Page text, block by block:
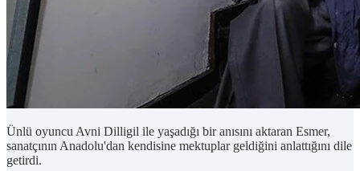
Ünlü oyuncu Avni Dilligil ile yaşadığı bir anısını aktaran Esmer,
sanatçının Anadolu'dan kendisine mektuplar geldiğini anlattığını dile
getirdi.